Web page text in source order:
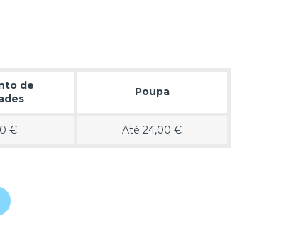
de
Poupa
€ Até 24,00 €